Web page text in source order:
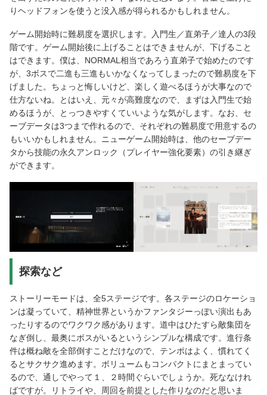
りヘッドフォンを使うと没入感が得られるかもしれません。
ゲーム開始時に難易度を選択します。入門生／直弟子／達人の3段
階です。ゲーム開始後に上げることはできませんが、下げること
はできます。僕は、NORMAL相当であろう直弟子で始めたのです
が、3ボスで二進も三進もいかなくなってしまったので難易度を下
げました。ちょっと悔しいけど、楽しく遊べるほうが大事なので
仕方ないね。とはいえ、元々が高難度なので、まずは入門生で始
めるほうが、とっつきやすくていいような気がします。なお、セ
ーブデータは3つまで作れるので、それぞれの難易度で用意するの
もいいかもしれません。ニューゲーム開始時は、他のセーブデー
タから技能の永久アンロック（プレイヤー強化要素）の引き継ぎ
ができます。
探索など
ストーリーモードは、全5ステージです。各ステージのロケーショ
ンは凝っていて、精神世界というかファンタジーっぽい演出もあ
ったりするのでワクワク感があります。道中はひたすら敵集団を
なぎ倒し、最奥にボスがいるというシンプルな構成です。進行条
件は概ね敵を全部倒すことだけなので、テンポはよく、慣れてく
るとサクサク進めます。ボリュームもコンパクトにまとまってい
るので、通しでやって１、２時間ぐらいでしょうか。死ななけれ
ばですが。リトライや、周回を前提とした作りなのだと思いま